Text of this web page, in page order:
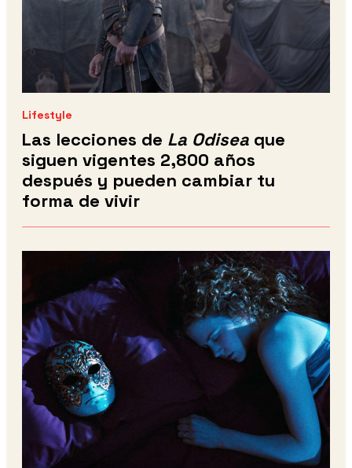
Lifestyle
Las lecciones de La Odisea que
siguen vigentes 2,800 años
después y pueden cambiar tu
forma de vivir